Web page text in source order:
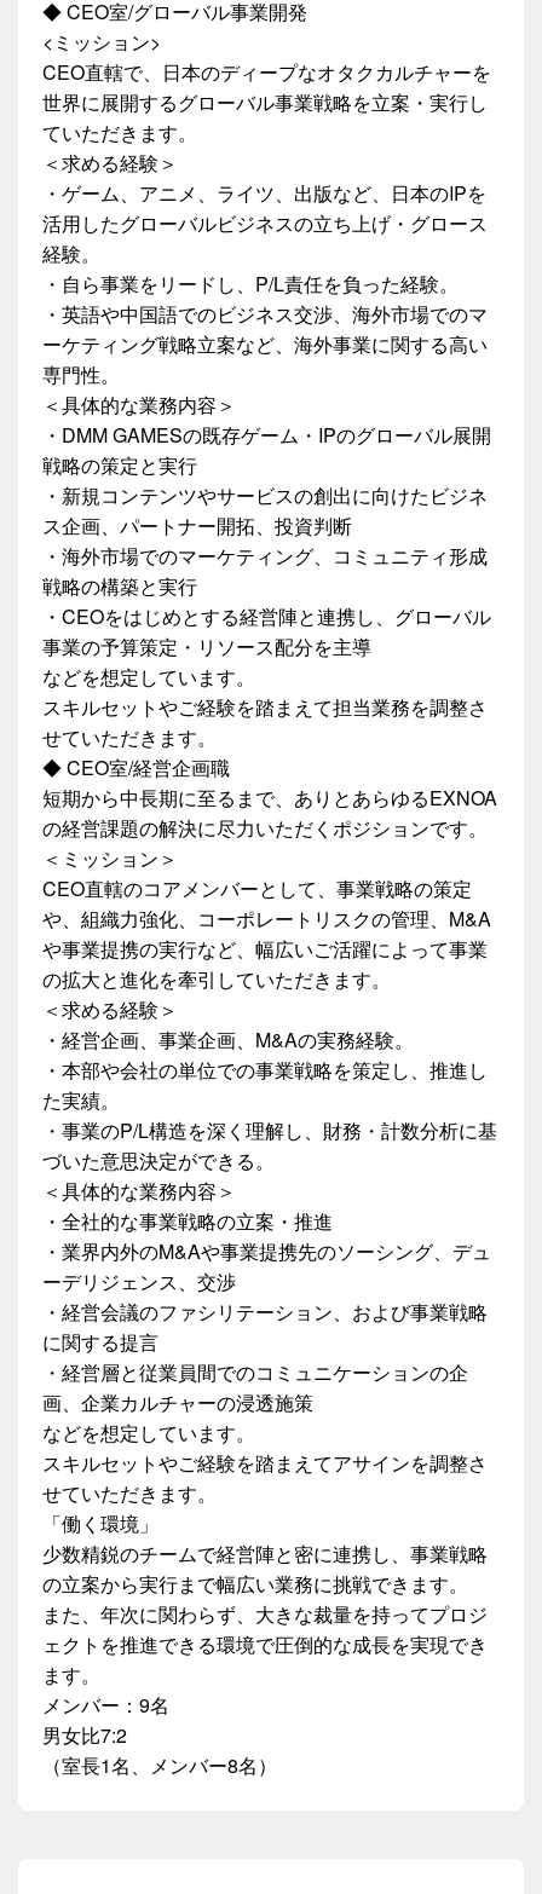
◆ CEO室/グローバル事業開発
<ミッション>
CEO直轄で、日本のディープなオタクカルチャーを
世界に展開するグローバル事業戦略を立案・実行し
ていただきます。
＜求める経験＞
・ゲーム、アニメ、ライツ、出版など、日本のIPを
活用したグローバルビジネスの立ち上げ・グロース
経験。
・自ら事業をリードし、P/L責任を負った経験。
・英語や中国語でのビジネス交渉、海外市場でのマ
ーケティング戦略立案など、海外事業に関する高い
専門性。
＜具体的な業務内容＞
・DMM GAMESの既存ゲーム・IPのグローバル展開
戦略の策定と実行
・新規コンテンツやサービスの創出に向けたビジネ
ス企画、パートナー開拓、投資判断
・海外市場でのマーケティング、コミュニティ形成
戦略の構築と実行
・CEOをはじめとする経営陣と連携し、グローバル
事業の予算策定・リソース配分を主導
などを想定しています。
スキルセットやご経験を踏まえて担当業務を調整さ
せていただきます。
◆ CEO室/経営企画職
短期から中長期に至るまで、ありとあらゆるEXNOA
の経営課題の解決に尽力いただくポジションです。
＜ミッション＞
CEO直轄のコアメンバーとして、事業戦略の策定
や、組織力強化、コーポレートリスクの管理、M&A
や事業提携の実行など、幅広いご活躍によって事業
の拡大と進化を牽引していただきます。
＜求める経験＞
・経営企画、事業企画、M&Aの実務経験。
・本部や会社の単位での事業戦略を策定し、推進し
た実績。
・事業のP/L構造を深く理解し、財務・計数分析に基
づいた意思決定ができる。
＜具体的な業務内容＞
・全社的な事業戦略の立案・推進
・業界内外のM&Aや事業提携先のソーシング、デュ
ーデリジェンス、交渉
・経営会議のファシリテーション、および事業戦略
に関する提言
・経営層と従業員間でのコミュニケーションの企
画、企業カルチャーの浸透施策
などを想定しています。
スキルセットやご経験を踏まえてアサインを調整さ
せていただきます。
「働く環境」
少数精鋭のチームで経営陣と密に連携し、事業戦略
の立案から実行まで幅広い業務に挑戦できます。
また、年次に関わらず、大きな裁量を持ってプロジ
ェクトを推進できる環境で圧倒的な成長を実現でき
ます。
メンバー：9名
男女比7:2
（室長1名、メンバー8名）